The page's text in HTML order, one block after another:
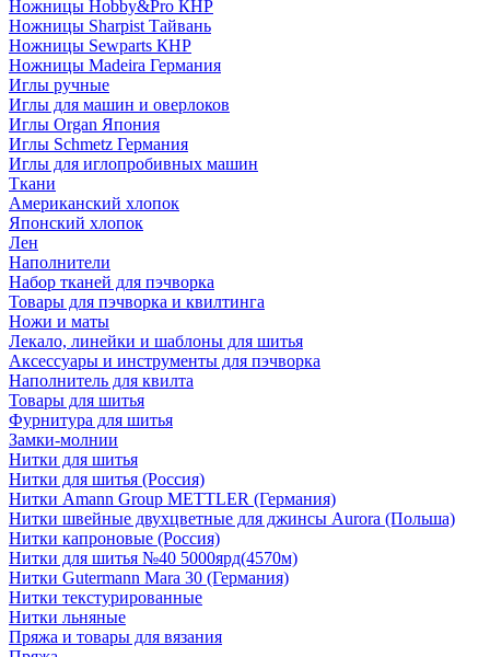
Ножницы Hobby&Pro КНР
Ножницы Sharpist Тайвань
Ножницы Sewparts КНР
Ножницы Madeira Германия
Иглы ручные
Иглы для машин и оверлоков
Иглы Organ Япония
Иглы Schmetz Германия
Иглы для иглопробивных машин
Ткани
Американский хлопок
Японский хлопок
Лен
Наполнители
Набор тканей для пэчворка
Товары для пэчворка и квилтинга
Ножи и маты
Лекало, линейки и шаблоны для шитья
Аксессуары и инструменты для пэчворка
Наполнитель для квилта
Товары для шитья
Фурнитура для шитья
Замки-молнии
Нитки для шитья
Нитки для шитья (Россия)
Нитки Amann Group METTLER (Германия)
Нитки швейные двухцветные для джинсы Aurora (Польша)
Нитки капроновые (Россия)
Нитки для шитья №40 5000ярд(4570м)
Нитки Gutermann Mara 30 (Германия)
Нитки текстурированные
Нитки льняные
Пряжа и товары для вязания